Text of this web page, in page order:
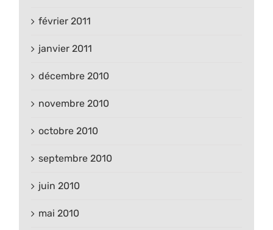
février 2011
janvier 2011
décembre 2010
novembre 2010
octobre 2010
septembre 2010
juin 2010
mai 2010